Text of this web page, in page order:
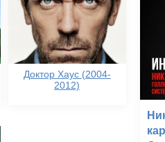
Доктор Хаус (2004-
2012)